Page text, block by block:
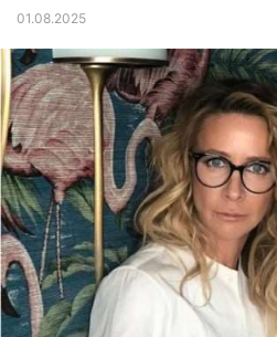
01.08.2025